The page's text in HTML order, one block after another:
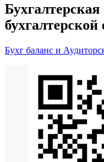
бухгалтерской
Бухг баланс и